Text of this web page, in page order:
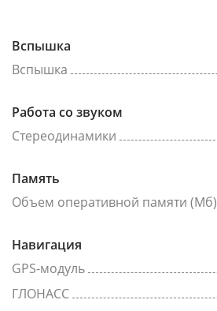
Вспышка
Вспышка
Работа со звуком
Стереодинамики
Память
Объем оперативной памяти (Мб)
Навигация
GPS-модуль
ГЛОНАСС